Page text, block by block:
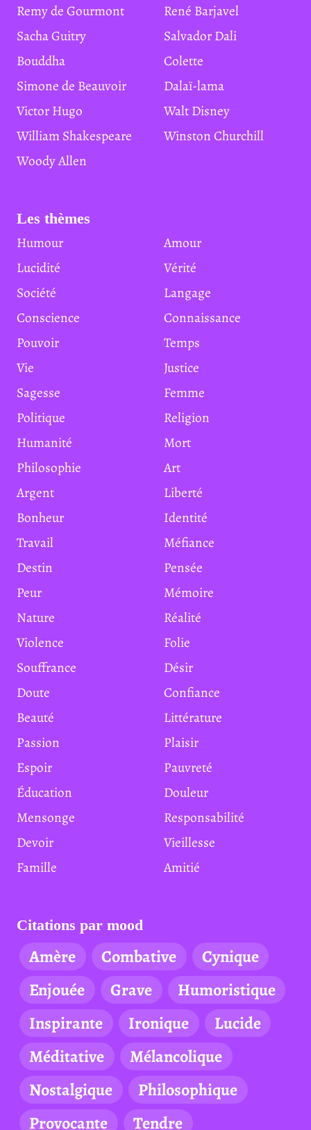
Remy de Gourmont
René Barjavel
Sacha Guitry
Salvador Dali
Bouddha
Colette
Simone de Beauvoir
Dalaï-lama
Victor Hugo
Walt Disney
William Shakespeare
Winston Churchill
Woody Allen
Les thèmes
Humour
Amour
Lucidité
Vérité
Société
Langage
Conscience
Connaissance
Pouvoir
Temps
Vie
Justice
Sagesse
Femme
Politique
Religion
Humanité
Mort
Philosophie
Art
Argent
Liberté
Bonheur
Identité
Travail
Méfiance
Destin
Pensée
Peur
Mémoire
Nature
Réalité
Violence
Folie
Souffrance
Désir
Doute
Confiance
Beauté
Littérature
Passion
Plaisir
Espoir
Pauvreté
Éducation
Douleur
Mensonge
Responsabilité
Devoir
Vieillesse
Famille
Amitié
Citations par mood
Amère Combative
Cynique
Enjouée
Grave
Humoristique
Inspirante
Ironique
Lucide
Méditative
Mélancolique
Nostalgique
Philosophique
Provocante
Tendre